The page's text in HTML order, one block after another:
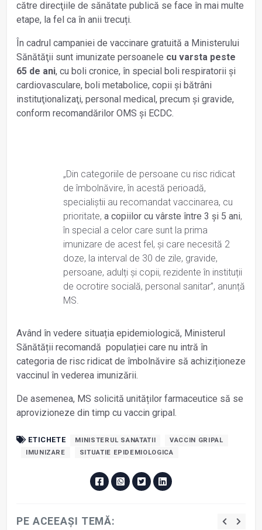
către direcţiile de sănătate publică se face în mai multe
etape, la fel ca în anii trecuți.
În cadrul campaniei de vaccinare gratuită a Ministerului
Sănătăţii sunt imunizate persoanele cu varsta peste
65 de ani, cu boli cronice, în special boli respiratorii şi
cardiovasculare, boli metabolice, copii şi bătrâni
instituţionalizaţi, personal medical, precum şi gravide,
conform recomandărilor OMS şi ECDC.
„Din categoriile de persoane cu risc ridicat
de îmbolnăvire, în acestă perioadă,
specialiștii au recomandat vaccinarea, cu
prioritate, a copiilor cu vârste între 3 și 5 ani,
în special a celor care sunt la prima
imunizare de acest fel, și care necesită 2
doze, la interval de 30 de zile, gravide,
persoane, adulți și copii, rezidente în instituții
de ocrotire socială, personal sanitar”, anunță
MS.
Având în vedere situația epidemiologică, Ministerul
Sănătății recomandă populației care nu intră în
categoria de risc ridicat de îmbolnăvire să achiziționeze
vaccinul în vederea imunizării.
De asemenea, MS solicită unităților farmaceutice să se
aprovizioneze din timp cu vaccin gripal.
ETICHETE MINISTERUL SANATATII
VACCIN GRIPAL
IMUNIZARE
SITUATIE EPIDEMIOLOGICA
PE ACEEAȘI TEMĂ: